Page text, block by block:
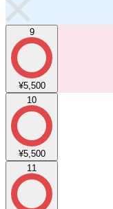
9
¥5,500
10
¥5,500
11